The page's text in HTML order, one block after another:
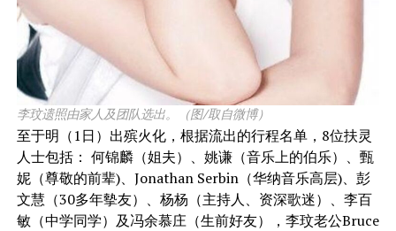
李玟遗照由家人及团队选出。（图/取自微博）
至于明（1日）出殡火化，根据流出的行程名单，8位扶灵
人士包括： 何锦麟（姐夫）、姚谦（音乐上的伯乐）、甄
妮（尊敬的前辈)、Jonathan Serbin（华纳音乐高层)、彭
文慧（30多年摰友）、杨杨（主持人、资深歌迷）、李百
敏（中学同学）及冯余慕庄（生前好友），李玟老公Bruce